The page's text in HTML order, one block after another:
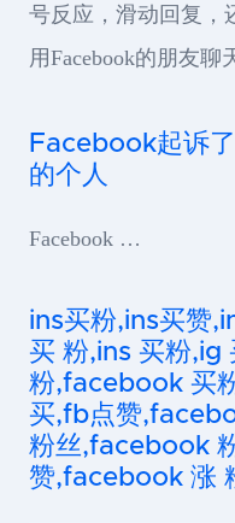
号反应，滑动回复，
用Facebook的朋友
Facebook起诉
的个人
Facebook …
ins买粉,ins买赞
买 粉,ins 买粉,ig
粉,facebook 买
买,fb点赞
粉丝,facebook
赞,facebook 涨